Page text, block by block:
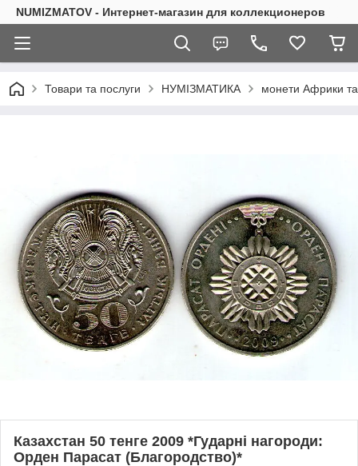
NUMIZMATOV - Интернет-магазин для коллекционеров
Товари та послуги НУМІЗМАТИКА монети Африки та
Казахстан 50 тенге 2009 *Гударні нагороди:
Орден Парасат (Благородство)*